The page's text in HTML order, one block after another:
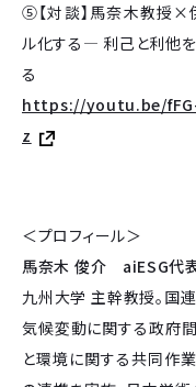
⑤【対談】馬奈木教授×
ル化する― 利己と利他
る
https://youtu.be/fFG-
z
＜プロフィール＞
馬奈木 俊介 aiESG代
九州大学 主幹教授。
気候変動に関する政府
と環境に関する共同作